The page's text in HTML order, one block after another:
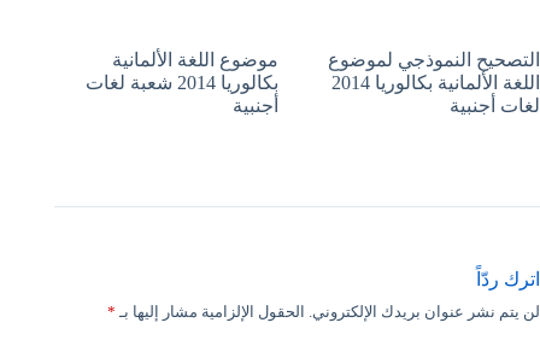
التصحيح النموذجي لموضوع
اللغة الألمانية بكالوريا 2014
لغات أجنبية
موضوع اللغة الألمانية
بكالوريا 2014 شعبة لغات
أجنبية
اترك ردّاً
لن يتم نشر عنوان بريدك الإلكتروني. الحقول الإلزامية مشار إليها بـ *